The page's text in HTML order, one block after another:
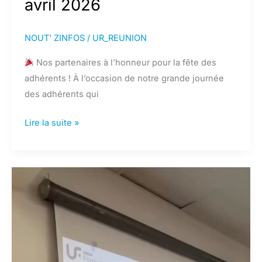
avril 2026
NOUT’ ZINFOS/ UR_REUNION
Nos partenaires à l’honneur pour la fête des
adhérents ! À l’occasion de notre grande journée
des adhérents qui
Nos
la
fêtes
des
adhérents
Lire la suite »